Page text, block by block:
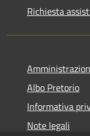
Richiesta
Albo Pretorio
Informativa
Note legali